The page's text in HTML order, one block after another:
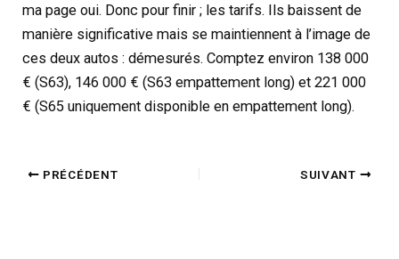
ma page oui. Donc pour finir ; les tarifs. Ils baissent de
manière significative mais se maintiennent à l’image de
ces deux autos : démesurés. Comptez environ 138 000
€ (S63), 146 000 € (S63 empattement long) et 221 000
€ (S65 uniquement disponible en empattement long).
PRÉCÉDENT SUIVANT